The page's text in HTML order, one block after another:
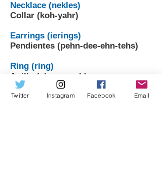
Necklace (nekles)
Collar (koh-yahr)
Earrings (ierings)
Pendientes (pehn-dee-ehn-tehs)
Ring (ring)
Anillo (ah-nee-yoh)
Hat (jat)
Twitter Instagram Facebook Email